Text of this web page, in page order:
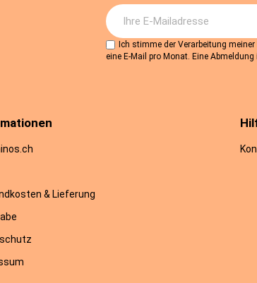
Ich stimme der Verarbeitung
eine E-Mail pro Monat. Eine
& Lieferung